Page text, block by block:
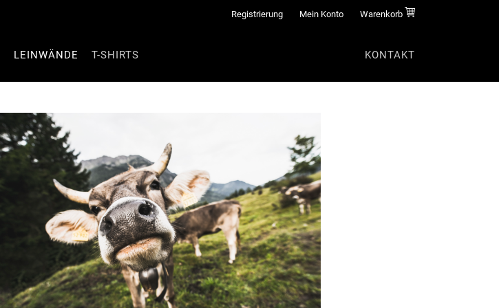
Registrierung Mein Konto Warenkorb
LEINWÄNDE T-SHIRTS KONTAKT